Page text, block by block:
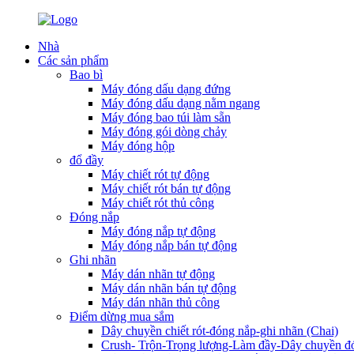
Nhà
Các sản phẩm
Bao bì
Máy đóng dấu dạng đứng
Máy đóng dấu dạng nằm ngang
Máy đóng bao túi làm sẵn
Máy đóng gói dòng chảy
Máy đóng hộp
đổ đầy
Máy chiết rót tự động
Máy chiết rót bán tự động
Máy chiết rót thủ công
Đóng nắp
Máy đóng nắp tự động
Máy đóng nắp bán tự động
Ghi nhãn
Máy dán nhãn tự động
Máy dán nhãn bán tự động
Máy dán nhãn thủ công
Điểm dừng mua sắm
Dây chuyền chiết rót-đóng nắp-ghi nhãn (Chai)
Crush- Trộn-Trọng lượng-Làm đầy-Dây chuyền